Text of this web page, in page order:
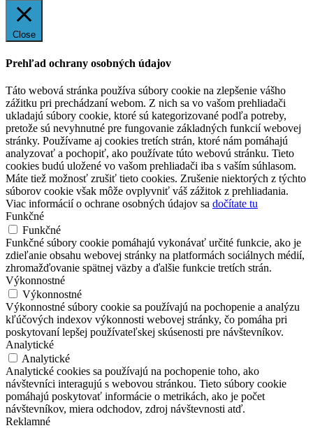
Close
Prehľad ochrany osobných údajov
Táto webová stránka používa súbory cookie na zlepšenie vášho
zážitku pri prechádzaní webom. Z nich sa vo vašom prehliadači
ukladajú súbory cookie, ktoré sú kategorizované podľa potreby,
pretože sú nevyhnutné pre fungovanie základných funkcií webovej
stránky. Používame aj cookies tretích strán, ktoré nám pomáhajú
analyzovať a pochopiť, ako používate túto webovú stránku. Tieto
cookies budú uložené vo vašom prehliadači iba s vaším súhlasom.
Máte tiež možnosť zrušiť tieto cookies. Zrušenie niektorých z týchto
súborov cookie však môže ovplyvniť váš zážitok z prehliadania.
Viac informácií o ochrane osobných údajov sa dočítate tu
Funkčné
Funkčné
Funkčné súbory cookie pomáhajú vykonávať určité funkcie, ako je
zdieľanie obsahu webovej stránky na platformách sociálnych médií,
zhromažďovanie spätnej väzby a ďalšie funkcie tretích strán.
Výkonnostné
Výkonnostné
Výkonnostné súbory cookie sa používajú na pochopenie a analýzu
kľúčových indexov výkonnosti webovej stránky, čo pomáha pri
poskytovaní lepšej používateľskej skúsenosti pre návštevníkov.
Analytické
Analytické
Analytické cookies sa používajú na pochopenie toho, ako
návštevníci interagujú s webovou stránkou. Tieto súbory cookie
pomáhajú poskytovať informácie o metrikách, ako je počet
návštevníkov, miera odchodov, zdroj návštevnosti atď.
Reklamné